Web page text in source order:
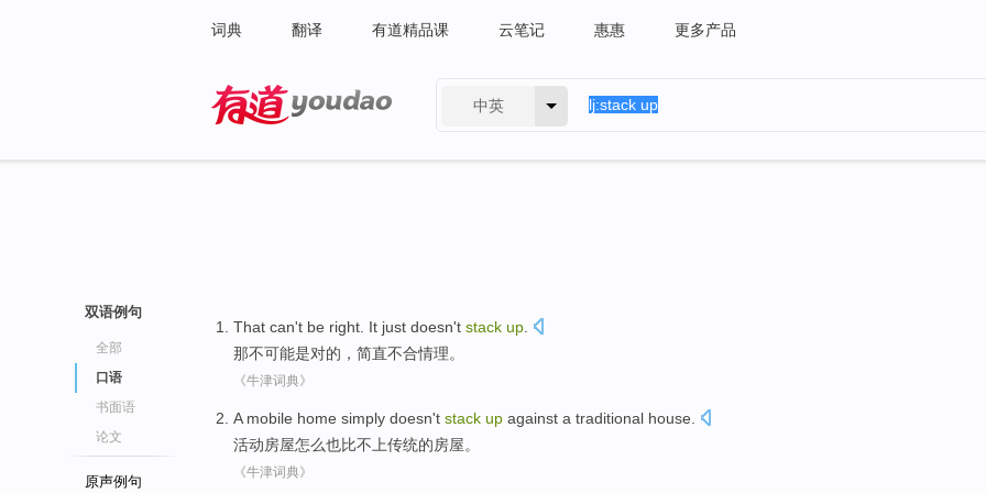
词典 翻译 有道精品课 云笔记 惠惠 更多产品
中英
双语例句
全部
口语
书面语
论文
原声例句
That can't be right It just doesn't stack up
那不可能是对的， 简直不合情理。
《牛津词典》
A mobile home simply doesn't stack up against a traditional house
活动房屋怎么也比不上传统的房屋。
《牛津词典》